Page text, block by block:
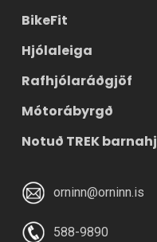
BikeFit
Hjólaleiga
Rafhjólaráðgjöf
Mótorábyrgð
Notuð TREK
orninn@orninn.is
588-9890